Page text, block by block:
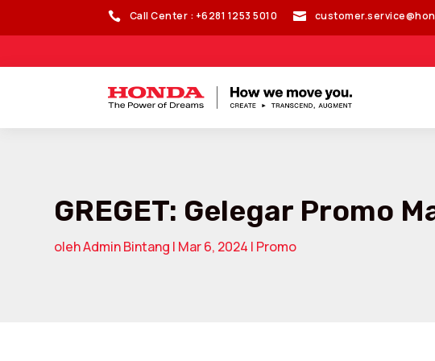
 Call Center : +6281 1253 5010 
GREGET: Gelegar Promo
olehAdmin Bintang | Mar 6, 2024 | Promo